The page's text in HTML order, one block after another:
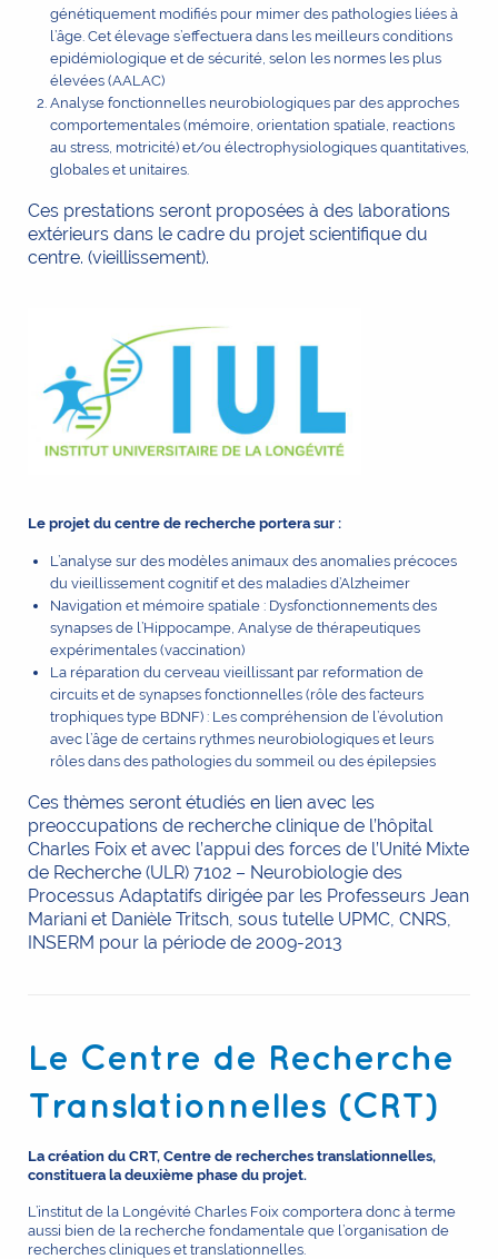
génétiquement modifiés pour mimer des pathologies liées à
l’âge. Cet élevage s’effectuera dans les meilleurs conditions
epidémiologique et de sécurité, selon les normes les plus
élevées (AALAC)
Analyse fonctionnelles neurobiologiques par des approches
comportementales (mémoire, orientation spatiale, reactions
au stress, motricité) et/ou électrophysiologiques quantitatives,
globales et unitaires.
Ces prestations seront proposées à des laborations
extérieurs dans le cadre du projet scientifique du
centre. (vieillissement).
Le projet du centre de recherche portera sur :
L’analyse sur des modèles animaux des anomalies précoces
du vieillissement cognitif et des maladies d’Alzheimer
Navigation et mémoire spatiale : Dysfonctionnements des
synapses de l’Hippocampe, Analyse de thérapeutiques
expérimentales (vaccination)
La réparation du cerveau vieillissant par reformation de
circuits et de synapses fonctionnelles (rôle des facteurs
trophiques type BDNF) : Les compréhension de l’évolution
avec l’âge de certains rythmes neurobiologiques et leurs
rôles dans des pathologies du sommeil ou des épilepsies
Ces thèmes seront étudiés en lien avec les
preoccupations de recherche clinique de l’hôpital
Charles Foix et avec l’appui des forces de l’Unité Mixte
de Recherche (ULR) 7102 – Neurobiologie des
Processus Adaptatifs dirigée par les Professeurs Jean
Mariani et Danièle Tritsch, sous tutelle UPMC, CNRS,
INSERM pour la période de 2009-2013
Le Centre de Recherche
Translationnelles (CRT)
La création du CRT, Centre de recherches translationnelles,
constituera la deuxième phase du projet.
L’institut de la Longévité Charles Foix comportera donc à terme
aussi bien de la recherche fondamentale que l’organisation de
recherches cliniques et translationnelles.